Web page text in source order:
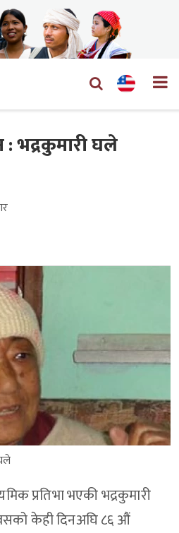
घले
प्रतिभा भएकी भद्रकुमारी
केही दिनअघि ८६ औं